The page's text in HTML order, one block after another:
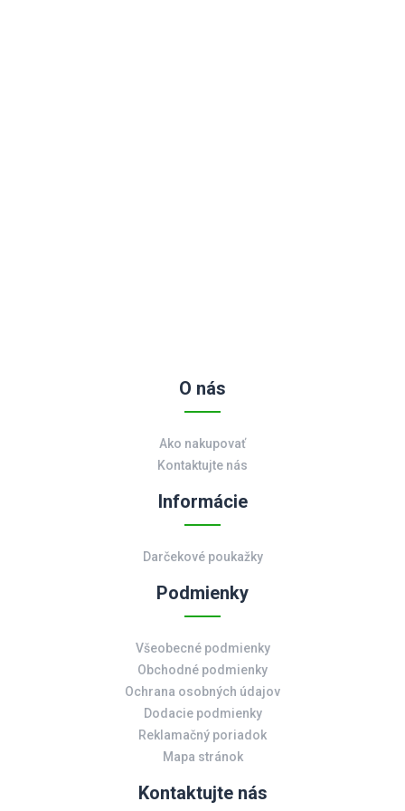
O nás
Ako nakupovať
Kontaktujte nás
Informácie
Darčekové poukažky
Podmienky
Všeobecné podmienky
Obchodné podmienky
Ochrana osobných údajov
Dodacie podmienky
Reklamačný poriadok
Mapa stránok
Kontaktujte nás